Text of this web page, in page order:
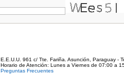
E.E.U.U. 961 c/ Tte. Fariña. Asunción, Paraguay -
Horario de Atención: Lunes a Viernes de 07:00 a
Preguntas Frecuentes